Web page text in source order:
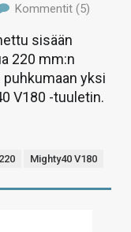
Kommentit (5)
sisään
220 mm:n
yksi
V180 -tuuletin.
Mighty40 V180